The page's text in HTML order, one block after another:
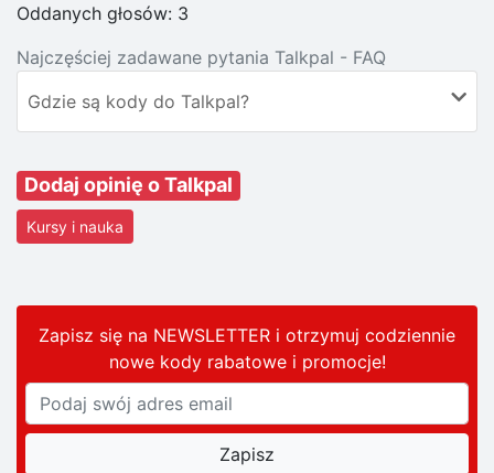
Oddanych głosów: 3
Najczęściej zadawane pytania Talkpal - FAQ
Gdzie są kody do Talkpal?
Dodaj opinię o Talkpal
Kursy i nauka
Zapisz się na NEWSLETTER i otrzymuj codziennie
nowe kody rabatowei promocje!